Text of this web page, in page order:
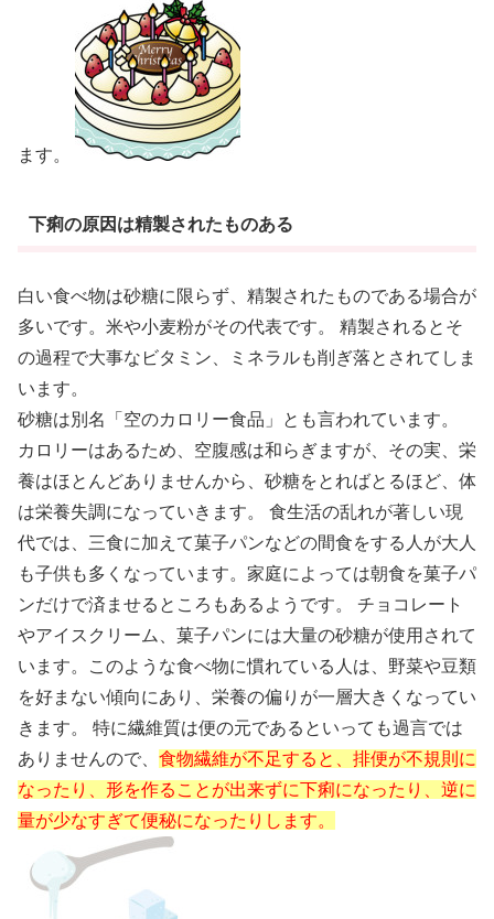
ます。
下痢の原因は精製されたものある
白い食べ物は砂糖に限らず、精製されたものである場合が
多いです。米や小麦粉がその代表です。 精製されるとそ
の過程で大事なビタミン、ミネラルも削ぎ落とされてしま
います。
砂糖は別名「空のカロリー食品」とも言われています。
カロリーはあるため、空腹感は和らぎますが、その実、栄
養はほとんどありませんから、砂糖をとればとるほど、体
は栄養失調になっていきます。 食生活の乱れが著しい現
代では、三食に加えて菓子パンなどの間食をする人が大人
も子供も多くなっています。家庭によっては朝食を菓子パ
ンだけで済ませるところもあるようです。 チョコレート
やアイスクリーム、菓子パンには大量の砂糖が使用されて
います。このような食べ物に慣れている人は、野菜や豆類
を好まない傾向にあり、栄養の偏りが一層大きくなってい
きます。 特に繊維質は便の元であるといっても過言では
ありませんので、 食物繊維が不足すると、排便が不規則に
なったり、形を作ることが出来ずに下痢になったり、逆に
量が少なすぎて便秘になったりします。